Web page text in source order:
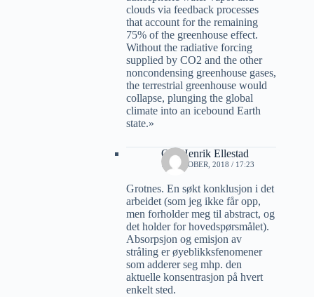
clouds via feedback processes
that account for the remaining
75% of the greenhouse effect.
Without the radiative forcing
supplied by CO2 and the other
noncondensing greenhouse gases,
the terrestrial greenhouse would
collapse, plunging the global
climate into an icebound Earth
state.»
Ole Henrik Ellestad
17 OKTOBER, 2018 / 17:23
Grotnes. En søkt konklusjon i det
arbeidet (som jeg ikke får opp,
men forholder meg til abstract, og
det holder for hovedspørsmålet).
Absorpsjon og emisjon av
stråling er øyeblikksfenomener
som adderer seg mhp. den
aktuelle konsentrasjon på hvert
enkelt sted.